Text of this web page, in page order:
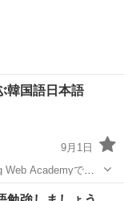
韓国語日本語
9月1日
Academyです